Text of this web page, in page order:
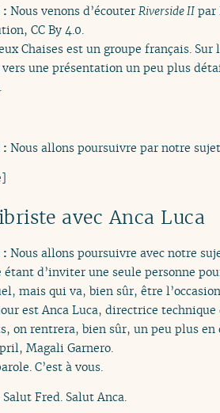
: Nous venons d’écouter Riverside II par
CC By 4.0.
Chaises est un groupe français.
une présentation un peu plus
: Nous allons poursuivre par notre
avec Anca Luca
: Nous allons poursuivre avec notre
étant d’inviter une seule personne
mais qui va, bien sûr, être
est Anca Luca, directrice
on rentrera, bien sûr, un peu plus
Magali Garnero.
C’est à vous.
Salut Fred. Salut Anca.